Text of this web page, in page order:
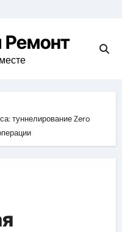
туннелирование Zero